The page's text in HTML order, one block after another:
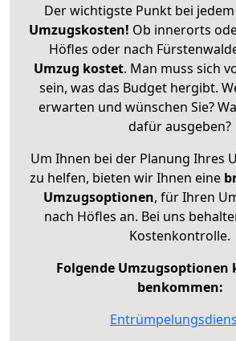
Der wichtigste Punkt bei
Umzugskosten! Ob innerorts
Höfles oder nach
Umzug kostet. Man muss sich
sein, was das Budget hergibt.
erwarten und wünschen Sie?
dafür ausgeben?
Um Ihnen bei der Planung Ihres
zu helfen, bieten wir Ihnen eine
Umzugsoptionen, für Ihren
nach Höfles an. Bei uns
Kostenkontrolle.
Folgende Umzugsoptionen
benkommen: